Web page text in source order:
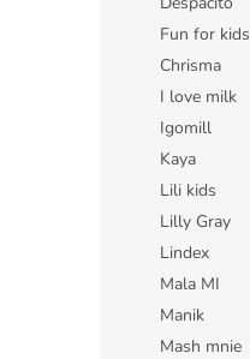
Fun for kids
Chrisma
I love milk
Igomill
Kaya
Lili kids
Lilly Gray
Lindex
Mala MI
Manik
Mash mnie